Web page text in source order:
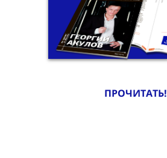
ПРОЧИТАТЬ!